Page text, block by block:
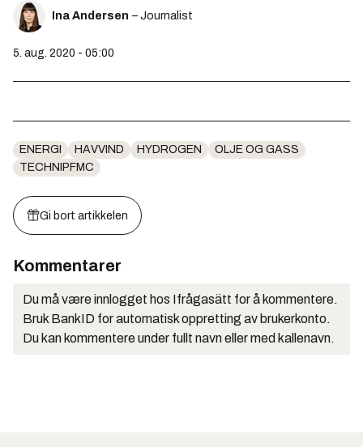
Ina Andersen – Journalist
5. aug. 2020 - 05:00
ENERGI HAVVIND HYDROGEN
OLJE OG GASS
TECHNIPFMC
Gi bort artikkelen
Kommentarer
Du må være innlogget hos Ifrågasätt for å kommentere.
Bruk BankID for automatisk oppretting av brukerkonto.
Du kan kommentere under fullt navn eller med kallenavn.